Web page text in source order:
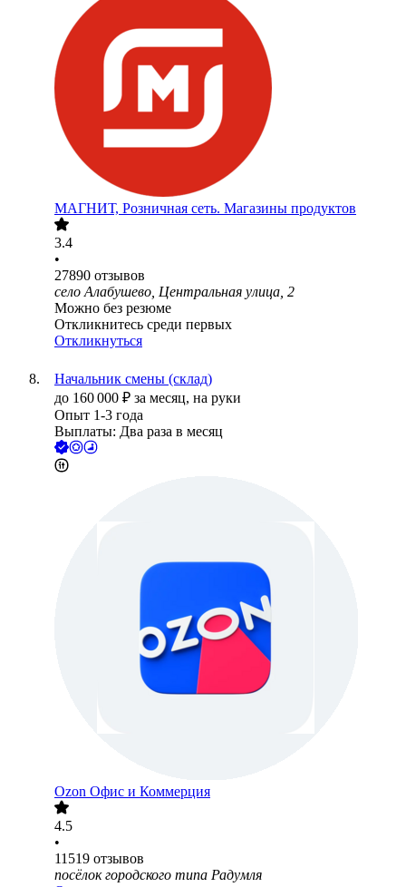
МАГНИТ, Розничная сеть. Магазины продуктов
3.4
•
27890 отзывов
село Алабушево, Центральная улица, 2
Можно без резюме
Откликнитесь среди первых
Откликнуться
Начальник смены (склад)
до 160 000 ₽ за месяц, на руки
Опыт 1-3 года
Выплаты: Два раза в месяц
Ozon Офис и Коммерция
4.5
•
11519 отзывов
посёлок городского типа Радумля